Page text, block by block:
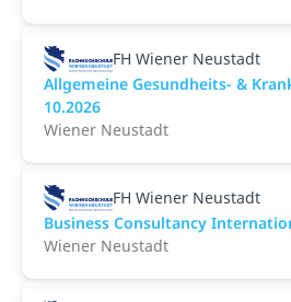
FH Wiener Neustadt
Allgemeine Gesundheits- &
10.2026
Wiener Neustadt
FH Wiener Neustadt
Business Consultancy
Wiener Neustadt